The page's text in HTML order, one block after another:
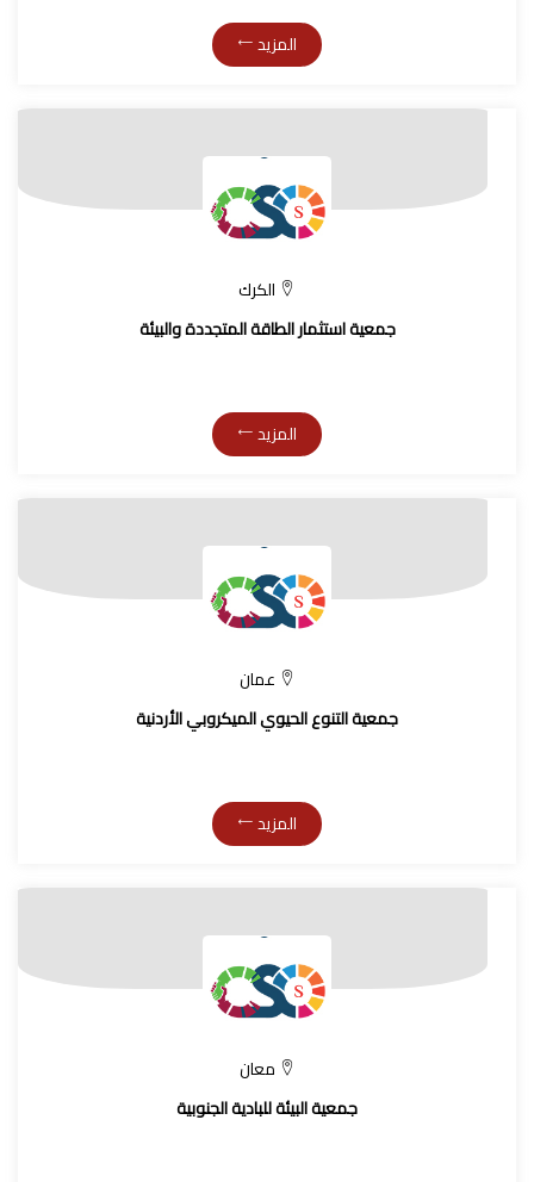
المزيد
الكرك
جمعية استثمار الطاقة المتجددة والبيئة
المزيد
عمان
جمعية التنوع الحيوي الميكروبي الأردنية
المزيد
معان
جمعية البيئة للبادية الجنوبية